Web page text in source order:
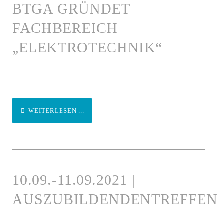
BTGA GRÜNDET
FACHBEREICH
„ELEKTROTECHNIK“
WEITERLESEN ...
10.09.-11.09.2021 |
AUSZUBILDENDENTREFFEN